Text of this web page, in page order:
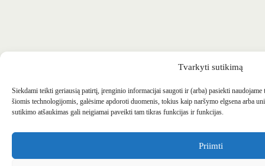
Tvarkyti sutikimą
Siekdami teikti geriausią patirtį, įrenginio informacijai saugoti ir (arba) pasiekti
šiomis technologijomis, galėsime apdoroti duomenis, tokius kaip naršymo elgsena arba
sutikimo atšaukimas gali neigiamai paveikti tam tikras funkcijas ir funkcijas.
Priimti